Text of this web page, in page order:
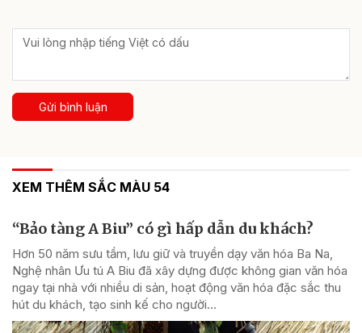
Gửi bình luận
XEM THÊM SẮC MÀU 54
“Bảo tàng A Biu” có gì hấp dẫn du khách?
Hơn 50 năm sưu tầm, lưu giữ và truyền dạy văn hóa Ba Na,
Nghệ nhân Ưu tú A Biu đã xây dựng được không gian văn hóa
ngay tại nhà với nhiều di sản, hoạt động văn hóa đặc sắc thu
hút du khách, tạo sinh kế cho người...